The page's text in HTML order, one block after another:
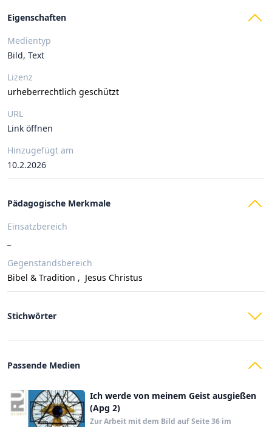
Eigenschaften
Medientyp
Bild, Text
Lizenz
urheberrechtlich geschützt
URL
Link öffnen
Hinzugefügt am
10.2.2026
Pädagogische Merkmale
Einsatzbereich
Gegenstandsbereich
Bibel & Tradition , Jesus Christus
Stichwörter
Passende Medien
Ich werde von meinem Geist ausgießen
(Apg 2)
Zur Arbeit mit dem Bild auf Seite 36 im